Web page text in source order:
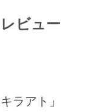
ビュー
content
ラアト」